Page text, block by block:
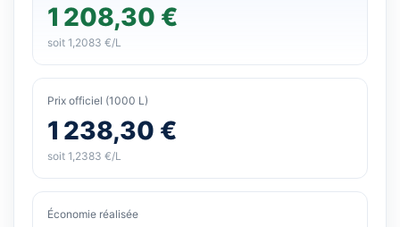
1 208,30 €
soit 1,2083 €/L
Prix officiel (1000 L)
1 238,30 €
soit 1,2383 €/L
Économie réalisée